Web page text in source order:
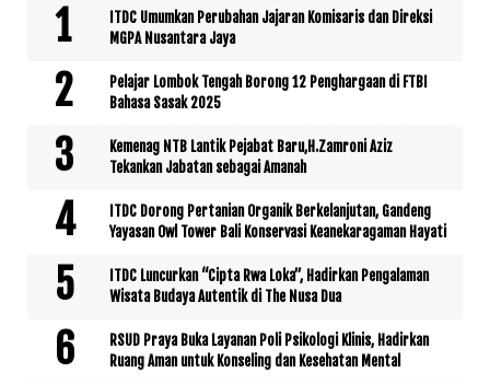
ITDC Umumkan Perubahan Jajaran Komisaris dan Direksi
MGPA Nusantara Jaya
Pelajar Lombok Tengah Borong 12 Penghargaan di FTBI
Bahasa Sasak 2025
Kemenag NTB Lantik Pejabat Baru,H.Zamroni Aziz
Tekankan Jabatan sebagai Amanah
ITDC Dorong Pertanian Organik Berkelanjutan, Gandeng
Yayasan Owl Tower Bali Konservasi Keanekaragaman Hayati
ITDC Luncurkan “Cipta Rwa Loka”, Hadirkan Pengalaman
Wisata Budaya Autentik di The Nusa Dua
RSUD Praya Buka Layanan Poli Psikologi Klinis, Hadirkan
Ruang Aman untuk Konseling dan Kesehatan Mental